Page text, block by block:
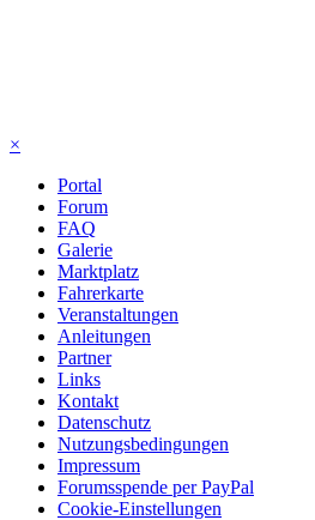
×
Portal
Forum
FAQ
Galerie
Marktplatz
Fahrerkarte
Veranstaltungen
Anleitungen
Partner
Links
Kontakt
Datenschutz
Nutzungsbedingungen
Impressum
Forumsspende per PayPal
Cookie-Einstellungen